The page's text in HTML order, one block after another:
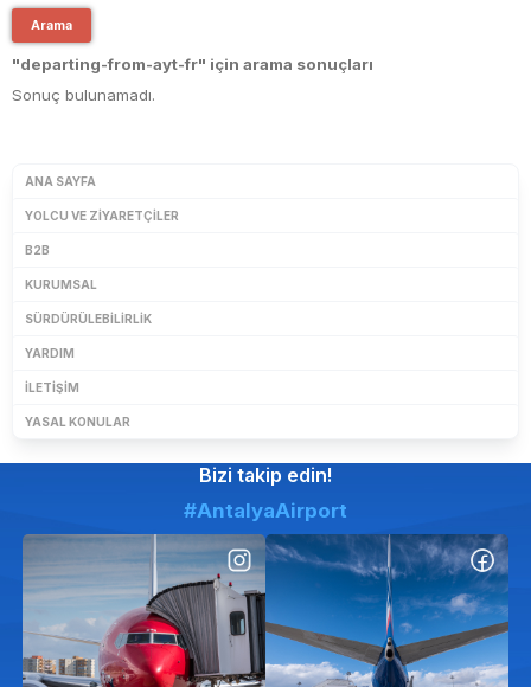
Arama
"departing-from-ayt-fr" için arama sonuçları
Sonuç bulunamadı.
ANA SAYFA
YOLCU VE ZIYARETÇILER
B2B
KURUMSAL
SÜRDÜRÜLEBILIRLIK
YARDIM
İLETIŞIM
YASAL KONULAR
Bizi takip edin!
#AntalyaAirport